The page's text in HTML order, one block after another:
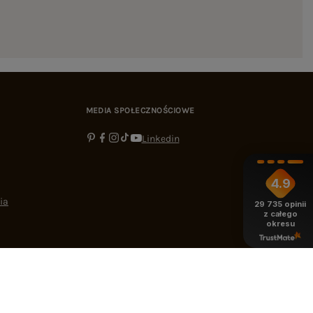
MEDIA SPOŁECZNOŚCIOWE
Linkedin
4.9
29 735 opinii
z całego
okresu